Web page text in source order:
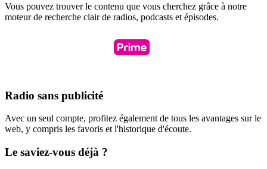
Vous pouvez trouver le contenu que vous cherchez grâce à notre
moteur de recherche clair de radios, podcasts et épisodes.
Radio sans publicité
Avec un seul compte, profitez également de tous les avantages sur le
web, y compris les favoris et l'historique d'écoute.
Le saviez-vous déjà ?